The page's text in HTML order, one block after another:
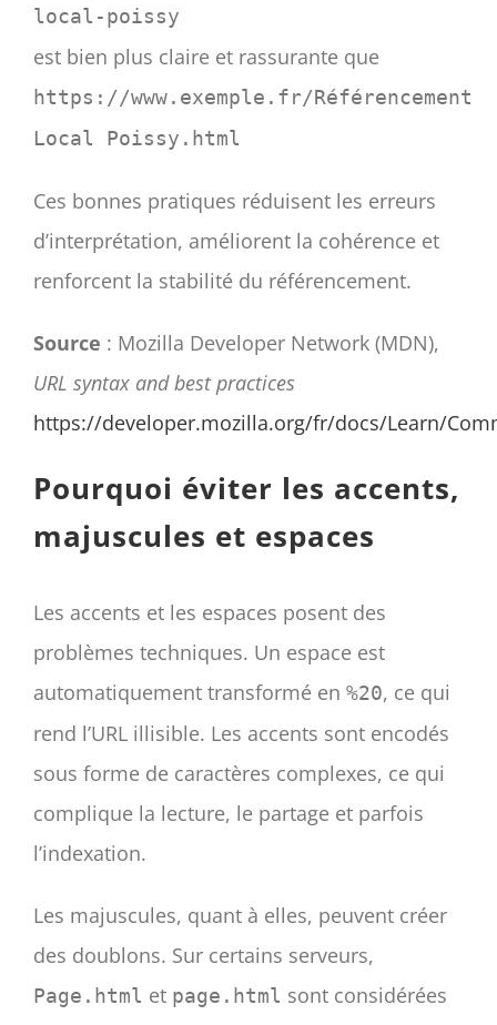
local-poissy
est bien plus claire et rassurante que
https://www.exemple.fr/Référencement
Local Poissy.html
Ces bonnes pratiques réduisent les erreurs
d’interprétation, améliorent la cohérence et
renforcent la stabilité du référencement.
Source : Mozilla Developer Network (MDN),
URL syntax and best practices
https://developer.mozilla.org/fr/docs/Learn/
Pourquoi éviter les accents,
majuscules et espaces
Les accents et les espaces posent des
problèmes techniques. Un espace est
automatiquement transformé en %20, ce qui
rend l’URL illisible. Les accents sont encodés
sous forme de caractères complexes, ce qui
complique la lecture, le partage et parfois
l’indexation.
Les majuscules, quant à elles, peuvent créer
des doublons. Sur certains serveurs,
Page.html et page.html sont considérées